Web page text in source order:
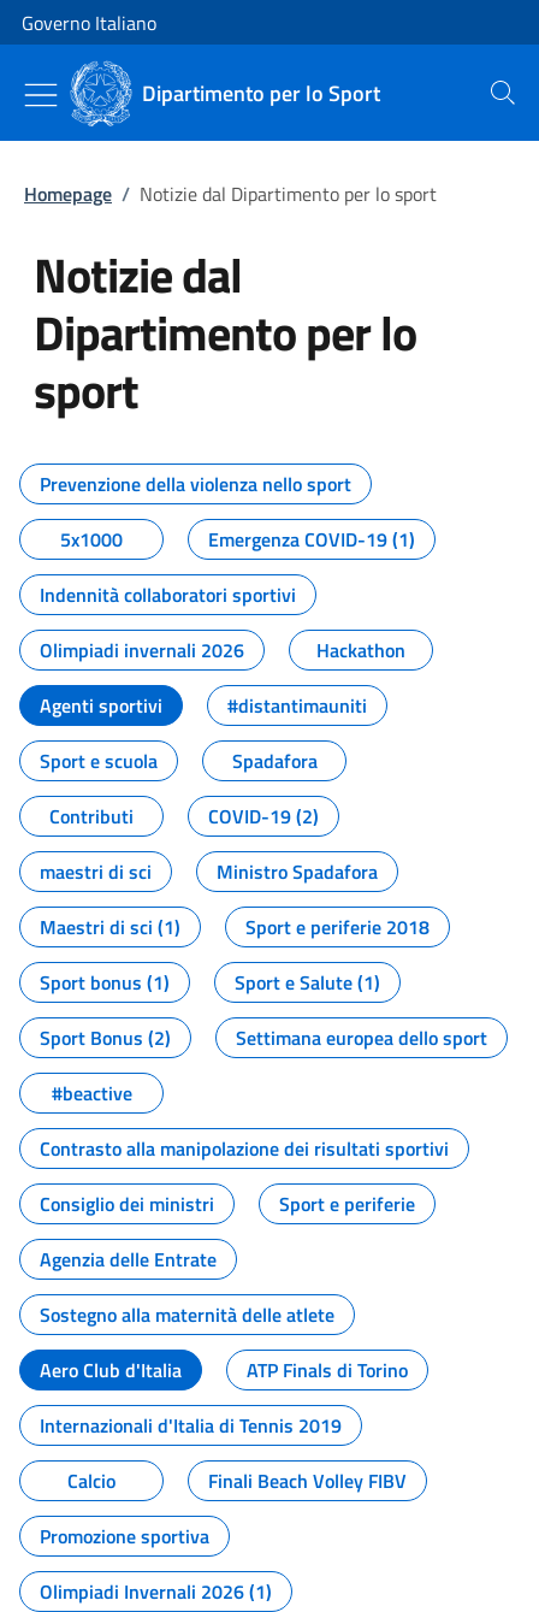
Vai al contenuto
Vai alla navigazione del sito
Governo Italiano
Dipartimento per lo Sport Cerca
Homepage / Notizie dal Dipartimento per lo sport
Notizie dal
Dipartimento per lo
sport
Tutti i contenuti della pagina
Prevenzione della violenza nello sport
5x1000
Emergenza COVID-19 (1)
Indennità collaboratori sportivi
Olimpiadi invernali 2026
Hackathon
Agenti sportivi
#distantimauniti
Sport e scuola
Spadafora
Contributi
COVID-19 (2)
maestri di sci
Ministro Spadafora
Maestri di sci (1)
Sport e periferie 2018
Sport bonus (1)
Sport e Salute (1)
Sport Bonus (2)
Settimana europea dello sport
#beactive
Contrasto alla manipolazione dei risultati sportivi
Consiglio dei ministri
Sport e periferie
Agenzia delle Entrate
Sostegno alla maternità delle atlete
Aero Club d'Italia
ATP Finals di Torino
Internazionali d'Italia di Tennis 2019
Calcio
Finali Beach Volley FIBV
Promozione sportiva
Olimpiadi Invernali 2026 (1)